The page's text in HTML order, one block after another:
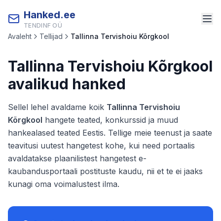
Hanked.ee
TENDINF OÜ
Avaleht Tellijad Tallinna Tervishoiu Kõrgkool
Tallinna Tervishoiu Kõrgkool
avalikud hanked
Sellel lehel avaldame koik Tallinna Tervishoiu
Kõrgkool hangete teated, konkurssid ja muud
hankealased teated Eestis. Tellige meie teenust ja saate
teavitusi uutest hangetest kohe, kui need portaalis
avaldatakse plaanilistest hangetest e-
kaubandusportaali postituste kaudu, nii et te ei jaaks
kunagi oma voimalustest ilma.